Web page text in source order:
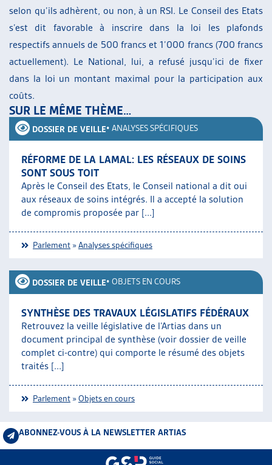
selon qu’ils adhèrent, ou non, à un RSI. Le Conseil des Etats
s’est dit favorable à inscrire dans la loi les plafonds
respectifs annuels de 500 francs et 1’000 francs (700 francs
actuellement). Le National, lui, a refusé jusqu’ici de fixer
dans la loi un montant maximal pour la participation aux
coûts.
SUR LE MÊME THÈME…
DOSSIER DE VEILLE• ANALYSES SPÉCIFIQUES
RÉFORME DE LA LAMAL: LES RÉSEAUX DE SOINS
SONT SOUS TOIT
Après le Conseil des Etats, le Conseil national a dit oui
aux réseaux de soins intégrés. Il a accepté la solution
de compromis proposée par [...]
Parlement »Analyses spécifiques
DOSSIER DE VEILLE• OBJETS EN COURS
SYNTHÈSE DES TRAVAUX LÉGISLATIFS FÉDÉRAUX
Retrouvez la veille législative de l’Artias dans un
document principal de synthèse (voir dossier de veille
complet ci-contre) qui comporte le résumé des objets
traités [...]
Parlement »Objets en cours
ABONNEZ-VOUS À LA NEWSLETTER ARTIAS